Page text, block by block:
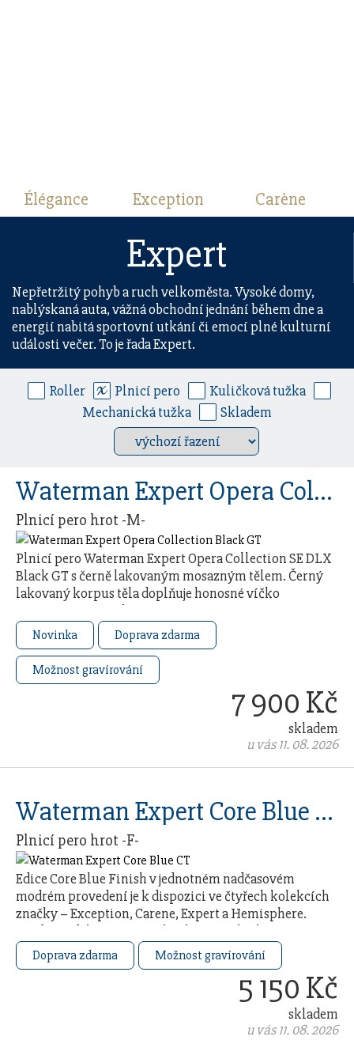
Élégance Exception Carène
Expert
Nepřetržitý pohyb a ruch velkoměsta. Vysoké domy,
nablýskaná auta, vážná obchodní jednání během dne a
energií nabitá sportovní utkání či emocí plné kulturní
události večer. To je řada Expert.
Roller Plnicí pero
Kuličková tužka
Mechanická tužka
Skladem
Waterman Expert Opera Collection Black GT
Plnicí pero hrot -M-
Plnicí pero Waterman Expert Opera Collection SE DLX
Black GT s černě lakovaným mosazným tělem. Černý
lakovaný korpus těla doplňuje honosné víčko
s precizně rytým složitým vzorem připomínajícím …
Novinka Doprava zdarma
Možnost gravírování
7 900 Kč
skladem
u vás 11. 08. 2026
Waterman Expert Core Blue CT
Plnicí pero hrot -F-
Edice Core Blue Finish v jednotném nadčasovém
modrém provedení je k dispozici ve čtyřech kolekcích
značky – Exception, Carene, Expert a Hemisphere.
Každý model čerpá ze 140letého řemeslného …
Doprava zdarma Možnost gravírování
5 150 Kč
skladem
u vás 11. 08. 2026